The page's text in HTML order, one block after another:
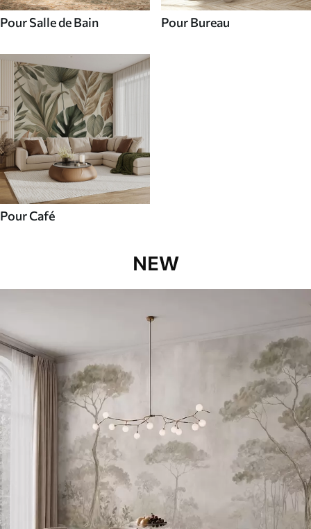
Pour Salle de Bain Pour Bureau
Pour Café
NEW